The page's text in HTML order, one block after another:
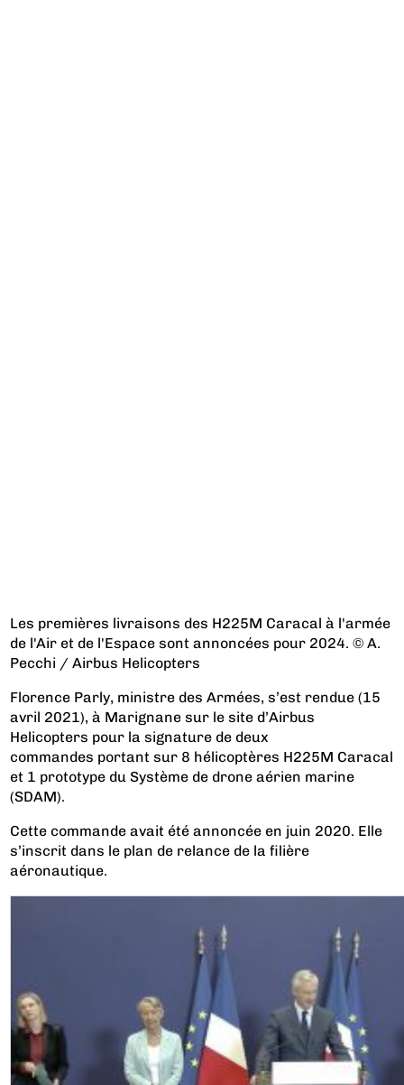
Les premières livraisons des H225M Caracal à l'armée
de l'Air et de l'Espace sont annoncées pour 2024. © A.
Pecchi / Airbus Helicopters
Florence Parly, ministre des Armées, s’est rendue (15
avril 2021), à Marignane sur le site d’Airbus
Helicopters pour la signature de deux
commandes portant sur 8 hélicoptères H225M Caracal
et 1 prototype du Système de drone aérien marine
(SDAM).
Cette commande avait été annoncée en juin 2020. Elle
s’inscrit dans le plan de relance de la filière
aéronautique.